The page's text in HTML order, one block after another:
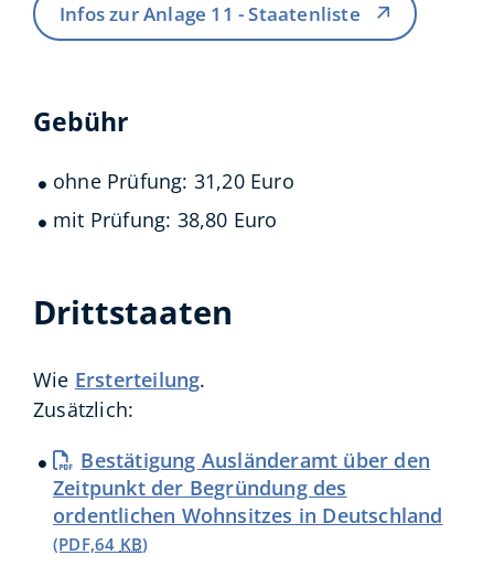
Infos zur Anlage 11 - Staatenliste
Gebühr
ohne Prüfung: 31,20 Euro
mit Prüfung: 38,80 Euro
Drittstaaten
Wie Ersterteilung.
Zusätzlich:
Bestätigung Ausländeramt über den
Zeitpunkt der Begründung des
ordentlichen Wohnsitzes in Deutschland
(PDF,64 KB)